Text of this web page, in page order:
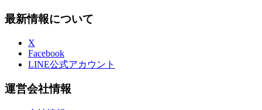
最新情報について
X
Facebook
LINE公式アカウント
運営会社情報